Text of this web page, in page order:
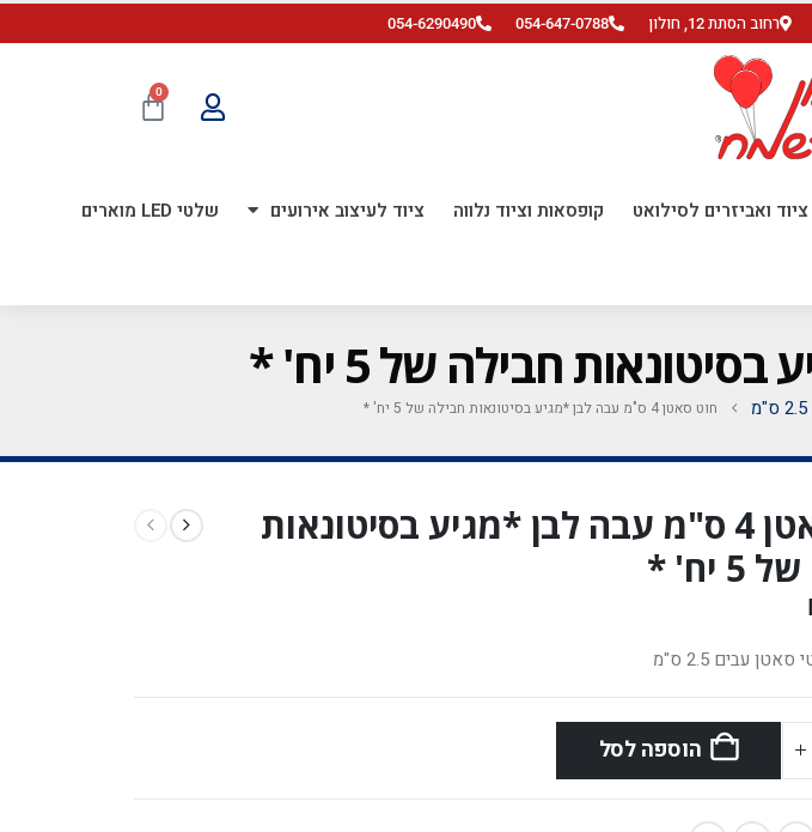
רחוב הסתת 12, חולון 054-647-0788
054-6290490
0
ציוד ואביזרים לסילואט קופסאות וציוד נלווה ציוד לעיצוב אירועים שלטי LED מוארים
חוט סאטן 4 ס"מ עבה לבן *מגיע בסיטונאות חבילה של 5 יח' *
חוט סאטן 4 ס"מ עבה לבן *מגיע בסיטונאות
יח' *
סאטן עבים 2.5 ס"מ
הוספה לסל